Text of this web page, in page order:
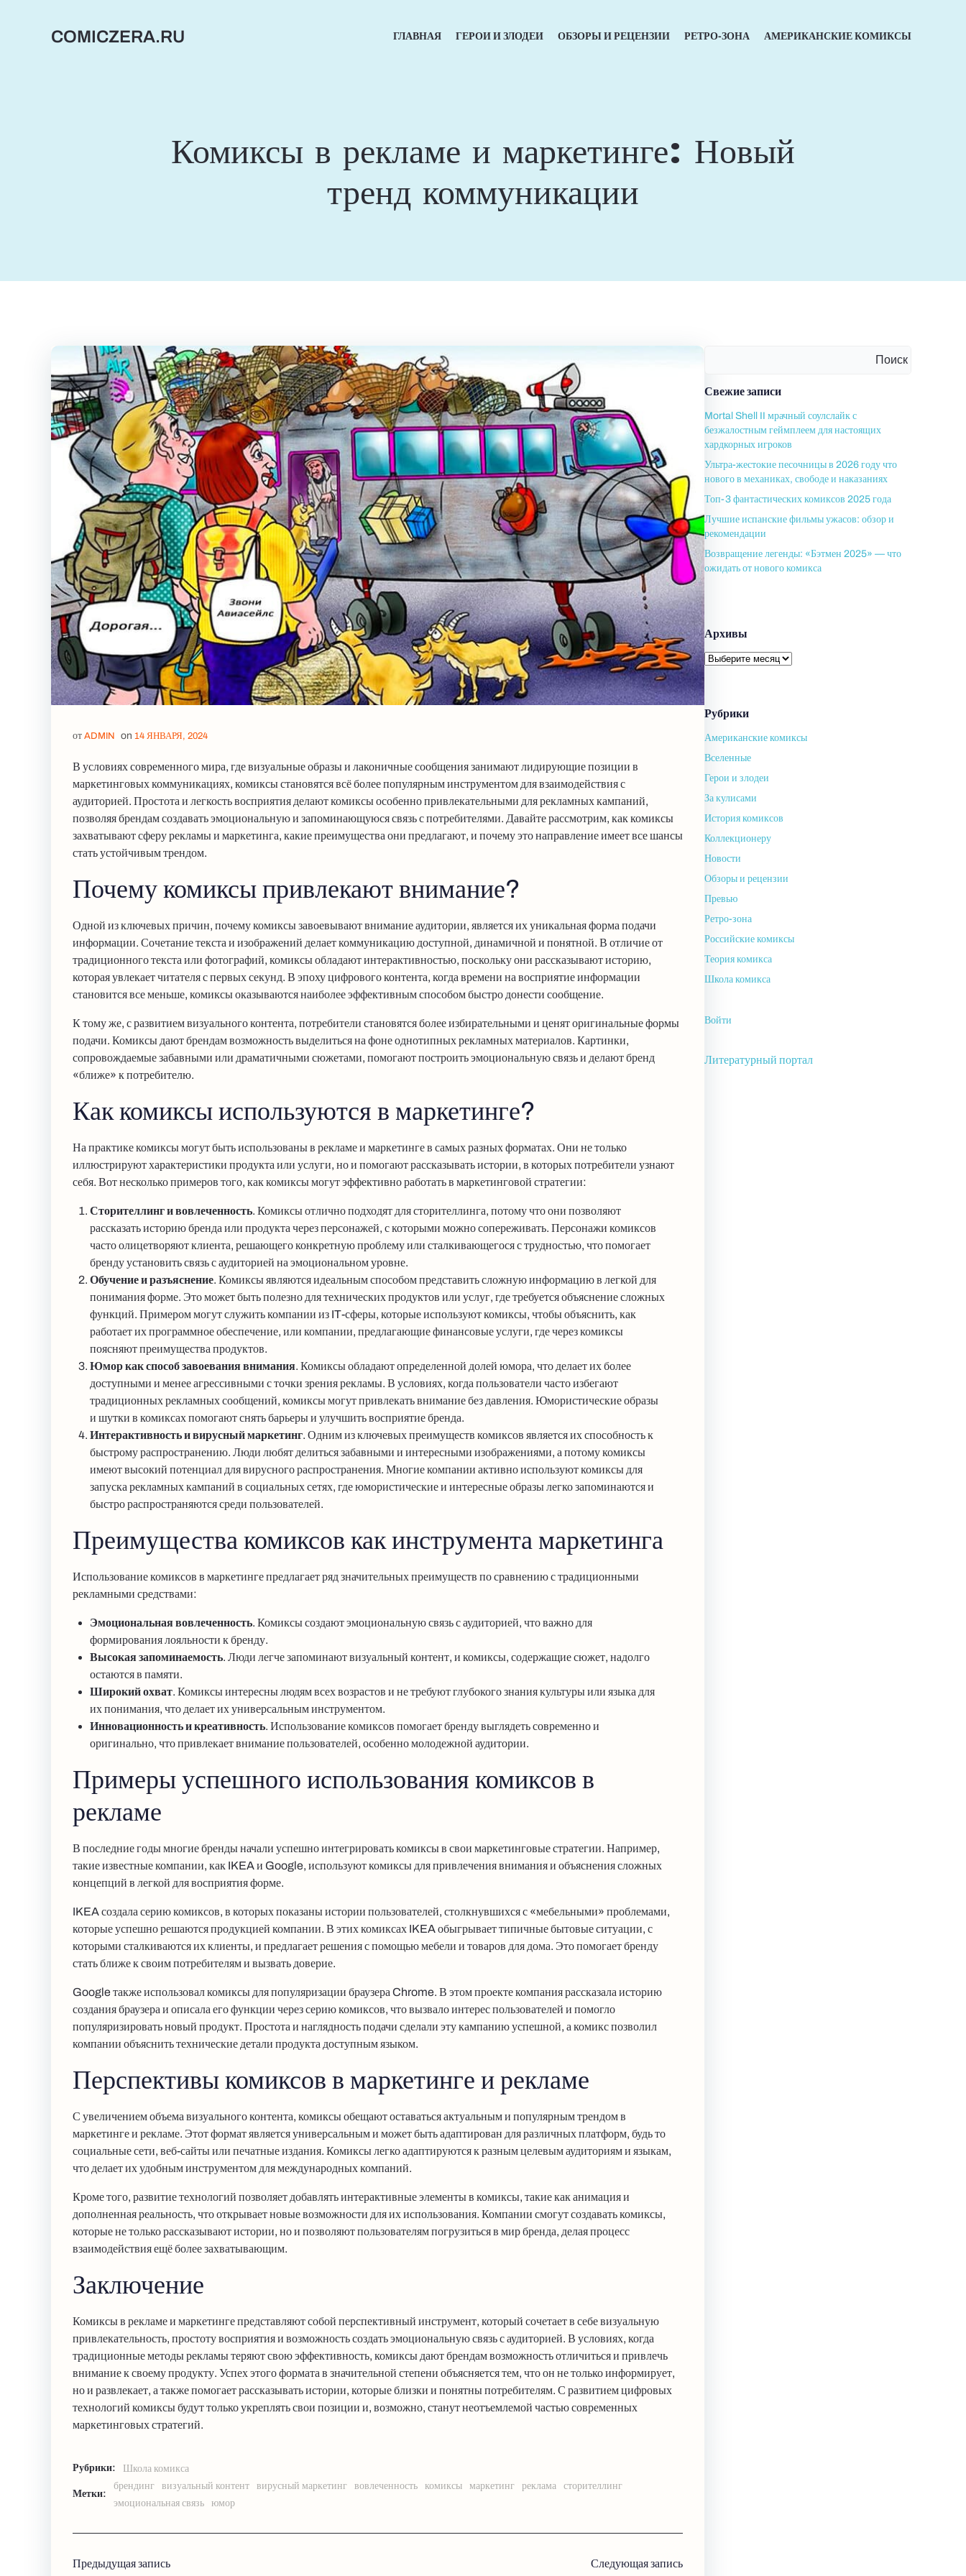
содержимомуCOMICZERA.RU ГЛАВНАЯ ГЕРОИ И ЗЛОДЕИ ОБЗОРЫ И РЕЦЕНЗИИ РЕТРО-ЗОНА АМЕРИКАНСКИЕ КОМИКСЫ
Комиксы в рекламе и маркетинге: Новый
тренд коммуникации
от ADMIN on 14 ЯНВАРЯ, 2024
В условиях современного мира, где визуальные образы и лаконичные сообщения занимают лидирующие позиции в
маркетинговых коммуникациях, комиксы становятся всё более популярным инструментом для взаимодействия с
аудиторией. Простота и легкость восприятия делают комиксы особенно привлекательными для рекламных кампаний,
позволяя брендам создавать эмоциональную и запоминающуюся связь с потребителями. Давайте рассмотрим, как комиксы
захватывают сферу рекламы и маркетинга, какие преимущества они предлагают, и почему это направление имеет все шансы
стать устойчивым трендом.
Почему комиксы привлекают внимание?
Одной из ключевых причин, почему комиксы завоевывают внимание аудитории, является их уникальная форма подачи
информации. Сочетание текста и изображений делает коммуникацию доступной, динамичной и понятной. В отличие от
традиционного текста или фотографий, комиксы обладают интерактивностью, поскольку они рассказывают историю,
которая увлекает читателя с первых секунд. В эпоху цифрового контента, когда времени на восприятие информации
становится все меньше, комиксы оказываются наиболее эффективным способом быстро донести сообщение.
К тому же, с развитием визуального контента, потребители становятся более избирательными и ценят оригинальные формы
подачи. Комиксы дают брендам возможность выделиться на фоне однотипных рекламных материалов. Картинки,
сопровождаемые забавными или драматичными сюжетами, помогают построить эмоциональную связь и делают бренд
«ближе» к потребителю.
Как комиксы используются в маркетинге?
На практике комиксы могут быть использованы в рекламе и маркетинге в самых разных форматах. Они не только
иллюстрируют характеристики продукта или услуги, но и помогают рассказывать истории, в которых потребители узнают
себя. Вот несколько примеров того, как комиксы могут эффективно работать в маркетинговой стратегии:
Сторителлинг и вовлеченность. Комиксы отлично подходят для сторителлинга, потому что они позволяют
рассказать историю бренда или продукта через персонажей, с которыми можно сопереживать. Персонажи комиксов
часто олицетворяют клиента, решающего конкретную проблему или сталкивающегося с трудностью, что помогает
бренду установить связь с аудиторией на эмоциональном уровне.
Обучение и разъяснение. Комиксы являются идеальным способом представить сложную информацию в легкой для
понимания форме. Это может быть полезно для технических продуктов или услуг, где требуется объяснение сложных
функций. Примером могут служить компании из IT-сферы, которые используют комиксы, чтобы объяснить, как
работает их программное обеспечение, или компании, предлагающие финансовые услуги, где через комиксы
поясняют преимущества продуктов.
Юмор как способ завоевания внимания. Комиксы обладают определенной долей юмора, что делает их более
доступными и менее агрессивными с точки зрения рекламы. В условиях, когда пользователи часто избегают
традиционных рекламных сообщений, комиксы могут привлекать внимание без давления. Юмористические образы
и шутки в комиксах помогают снять барьеры и улучшить восприятие бренда.
Интерактивность и вирусный маркетинг. Одним из ключевых преимуществ комиксов является их способность к
быстрому распространению. Люди любят делиться забавными и интересными изображениями, а потому комиксы
имеют высокий потенциал для вирусного распространения. Многие компании активно используют комиксы для
запуска рекламных кампаний в социальных сетях, где юмористические и интересные образы легко запоминаются и
быстро распространяются среди пользователей.
Преимущества комиксов как инструмента маркетинга
Использование комиксов в маркетинге предлагает ряд значительных преимуществ по сравнению с традиционными
рекламными средствами:
Эмоциональная вовлеченность. Комиксы создают эмоциональную связь с аудиторией, что важно для
формирования лояльности к бренду.
Высокая запоминаемость. Люди легче запоминают визуальный контент, и комиксы, содержащие сюжет, надолго
остаются в памяти.
Широкий охват. Комиксы интересны людям всех возрастов и не требуют глубокого знания культуры или языка для
их понимания, что делает их универсальным инструментом.
Инновационность и креативность. Использование комиксов помогает бренду выглядеть современно и
оригинально, что привлекает внимание пользователей, особенно молодежной аудитории.
Примеры успешного использования комиксов в
рекламе
В последние годы многие бренды начали успешно интегрировать комиксы в свои маркетинговые стратегии. Например,
такие известные компании, как IKEA и Google, используют комиксы для привлечения внимания и объяснения сложных
концепций в легкой для восприятия форме.
IKEA создала серию комиксов, в которых показаны истории пользователей, столкнувшихся с «мебельными» проблемами,
которые успешно решаются продукцией компании. В этих комиксах IKEA обыгрывает типичные бытовые ситуации, с
которыми сталкиваются их клиенты, и предлагает решения с помощью мебели и товаров для дома. Это помогает бренду
стать ближе к своим потребителям и вызвать доверие.
Google также использовал комиксы для популяризации браузера Chrome. В этом проекте компания рассказала историю
создания браузера и описала его функции через серию комиксов, что вызвало интерес пользователей и помогло
популяризировать новый продукт. Простота и наглядность подачи сделали эту кампанию успешной, а комикс позволил
компании объяснить технические детали продукта доступным языком.
Перспективы комиксов в маркетинге и рекламе
С увеличением объема визуального контента, комиксы обещают оставаться актуальным и популярным трендом в
маркетинге и рекламе. Этот формат является универсальным и может быть адаптирован для различных платформ, будь то
социальные сети, веб-сайты или печатные издания. Комиксы легко адаптируются к разным целевым аудиториям и языкам,
что делает их удобным инструментом для международных компаний.
Кроме того, развитие технологий позволяет добавлять интерактивные элементы в комиксы, такие как анимация и
дополненная реальность, что открывает новые возможности для их использования. Компании смогут создавать комиксы,
которые не только рассказывают истории, но и позволяют пользователям погрузиться в мир бренда, делая процесс
взаимодействия ещё более захватывающим.
Заключение
Комиксы в рекламе и маркетинге представляют собой перспективный инструмент, который сочетает в себе визуальную
привлекательность, простоту восприятия и возможность создать эмоциональную связь с аудиторией. В условиях, когда
традиционные методы рекламы теряют свою эффективность, комиксы дают брендам возможность отличиться и привлечь
внимание к своему продукту. Успех этого формата в значительной степени объясняется тем, что он не только информирует,
но и развлекает, а также помогает рассказывать истории, которые близки и понятны потребителям. С развитием цифровых
технологий комиксы будут только укреплять свои позиции и, возможно, станут неотъемлемой частью современных
маркетинговых стратегий.
Рубрики: Школа комикса
Метки:
брендинг визуальный контент вирусный маркетинг вовлеченность комиксы маркетинг реклама
сторителлинг
эмоциональная связь
юмор
Предыдущая запись Следующая запись
Поиск
Свежие записи
Mortal Shell II мрачный соулслайк с
безжалостным геймплеем для настоящих
хардкорных игроков
Ультра-жестокие песочницы в 2026 году что
нового в механиках, свободе и наказаниях
Топ-3 фантастических комиксов 2025 года
Лучшие испанские фильмы ужасов: обзор и
рекомендации
Возвращение легенды: «Бэтмен 2025» — что
ожидать от нового комикса
Архивы
Архивы
Рубрики
Американские комиксы
Вселенные
Герои и злодеи
За кулисами
История комиксов
Коллекционеру
Новости
Обзоры и рецензии
Превью
Ретро-зона
Российские комиксы
Теория комикса
Школа комикса
Войти
Литературный портал